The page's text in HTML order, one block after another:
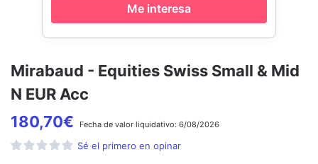
Mirabaud - Equities Swiss Small & Mid
N EUR Acc
180,70€ Fecha de valor liquidativo: 6/08/2026
Sé el primero en opinar
Me interesa